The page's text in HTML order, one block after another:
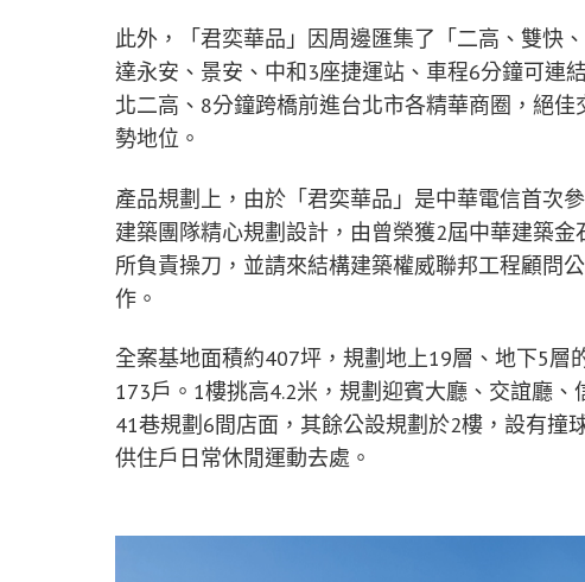
此外，「君奕華品」因周邊匯集了「二高、雙快
達永安、景安、中和3座捷運站、車程6分鐘可連
北二高、8分鐘跨橋前進台北市各精華商圈，絕
勢地位。
產品規劃上，由於「君奕華品」是中華電信首次
建築團隊精心規劃設計，由曾榮獲2屆中華建築
所負責操刀，並請來結構建築權威聯邦工程顧問
作。
全案基地面積約407坪，規劃地上19層、地下5
173戶。1樓挑高4.2米，規劃迎賓大廳、交誼廳
41巷規劃6間店面，其餘公設規劃於2樓，設有撞
供住戶日常休閒運動去處。